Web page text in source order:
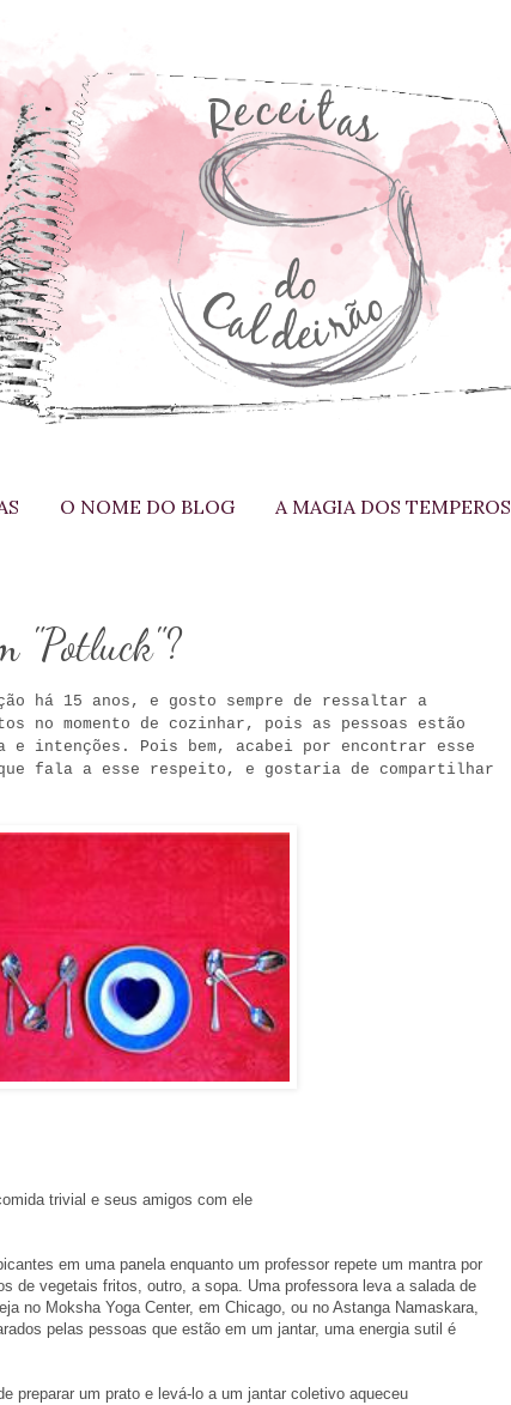
O NOME DO BLOG A MAGIA DOS TEMPEROS
"Potluck"?
há 15 anos, e gosto sempre de ressaltar a
no momento de cozinhar, pois as pessoas estão
e intenções. Pois bem, acabei por encontrar esse
fala a esse respeito, e gostaria de compartilhar
trivial e seus amigos com ele
em uma panela enquanto um professor repete um mantra por
de vegetais fritos, outro, a sopa. Uma professora leva a salada de
no Moksha Yoga Center, em Chicago, ou no Astanga Namaskara,
pelas pessoas que estão em um jantar, uma energia sutil é
preparar um prato e levá-lo a um jantar coletivo aqueceu